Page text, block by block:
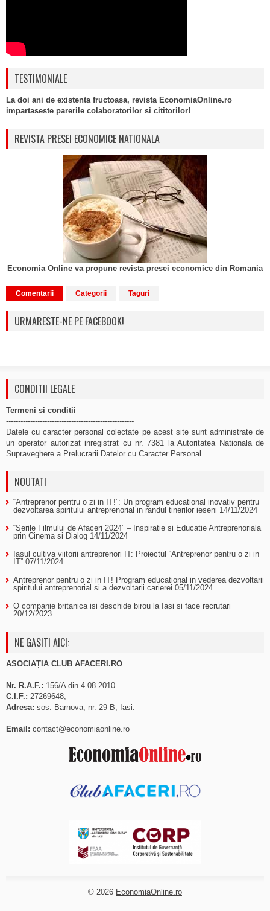
TESTIMONIALE
La doi ani de existenta fructoasa, revista EconomiaOnline.ro
impartaseste parerile colaboratorilor si cititorilor!
REVISTA PRESEI ECONOMICE NATIONALA
Economia Online va propune revista presei economice din Romania
Comentarii Categorii Taguri
URMARESTE-NE PE FACEBOOK!
CONDITII LEGALE
Termeni si conditii
-----------------------------------------------------
Datele cu caracter personal colectate pe acest site sunt administrate de
un operator autorizat inregistrat cu nr. 7381 la Autoritatea Nationala de
Supraveghere a Prelucrarii Datelor cu Caracter Personal.
NOUTATI
“Antreprenor pentru o zi in IT!”: Un program educational inovativ pentru
dezvoltarea spiritului antreprenorial in randul tinerilor ieseni 14/11/2024
“Serile Filmului de Afaceri 2024” – Inspiratie si Educatie Antreprenoriala
prin Cinema si Dialog 14/11/2024
Iasul cultiva viitorii antreprenori IT: Proiectul “Antreprenor pentru o zi in
IT” 07/11/2024
Antreprenor pentru o zi in IT! Program educational in vederea dezvoltarii
spiritului antreprenorial si a dezvoltarii carierei 05/11/2024
O companie britanica isi deschide birou la Iasi si face recrutari
20/12/2023
NE GASITI AICI:
ASOCIAȚIA CLUB AFACERI.RO
Nr. R.A.F.: 156/A din 4.08.2010
C.I.F.: 27269648;
Adresa: sos. Barnova, nr. 29 B, Iasi.
Email: contact@economiaonline.ro
© 2026 EconomiaOnline.ro